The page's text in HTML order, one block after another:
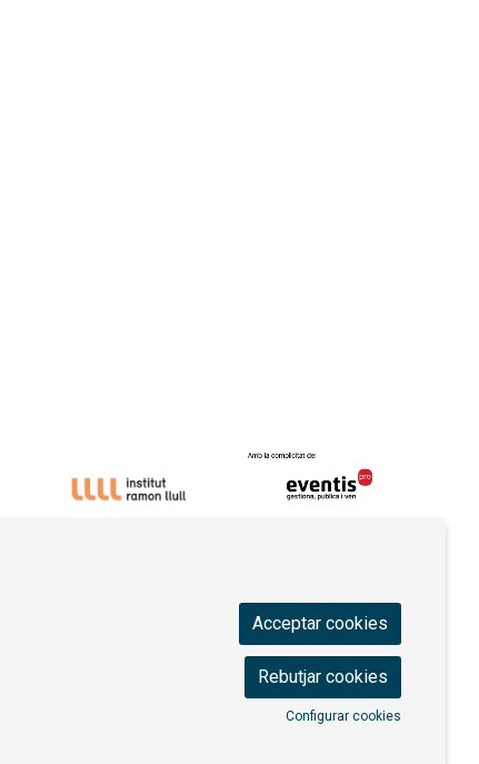
privacitat Ús de Cookies |
Acceptar cookies
Rebutjar cookies
Configurar cookies